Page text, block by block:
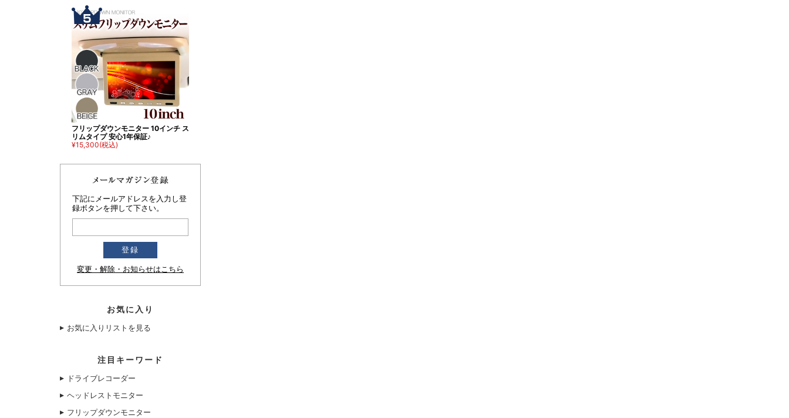
フリップダウンモニター 10インチ ス
リムタイプ 安心1年保証♪
¥15,300(税込)
下記にメールアドレスを入力し登
録ボタンを押して下さい。
変更・解除・お知らせはこちら
お気に入り
お気に入りリストを見る
注目キーワード
ドライブレコーダー
ヘッドレストモニター
フリップダウンモニター